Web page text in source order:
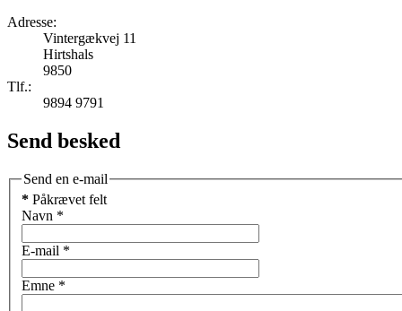
Adresse:
Vintergækvej 11
Hirtshals
9850
Tlf.:
9894 9791
Send besked
Send en e-mail
* Påkrævet felt
Navn *
E-mail *
Emne *